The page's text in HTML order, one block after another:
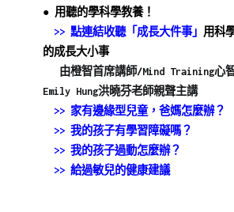
● 用聽的學科學教養！
>> 點連結收聽「成長大件事」 用科
的成長大小事
由橙智首席講師/Mind Training心
Emily Hung洪曉芬老師親聲主講
>> 家有邊緣型兒童，爸媽怎麼辦？
>> 我的孩子有學習障礙嗎？
>> 我的孩子過動怎麼辦？
>> 給過敏兒的健康建議